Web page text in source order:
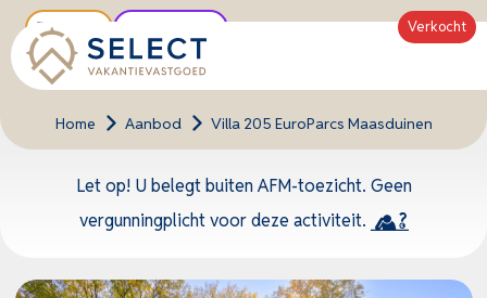
Home > Aanbod > Villa 205 EuroParcs Maasduinen
Let op! U belegt buiten AFM-toezicht. Geen
vergunningplicht voor deze activiteit.
Tipwoning Verkocht